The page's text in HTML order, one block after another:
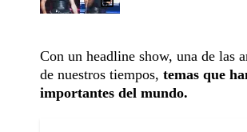
Con un headline show, una de las
de nuestros tiempos, temas que
importantes del mundo.